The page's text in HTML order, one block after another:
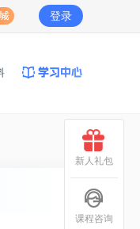
登录
新人礼包
课程咨询